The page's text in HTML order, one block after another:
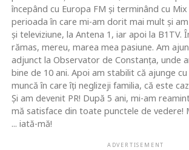
începând cu Europa FM şi terminând cu
perioada în care mi-am dorit mai mult şi
şi televiziune, la Antena 1, iar apoi la B1TV.
rămas, mereu, marea mea pasiune. Am
adjunct la Observator de Constanţa, unde
bine de 10 ani. Apoi am stabilit că ajunge
muncă în care îţi neglizeji familia, că este
Şi am devenit PR! După 5 ani, mi-am
mă satisface din toate punctele de vedere!
... iată-mă!
ADVERTISEMENT